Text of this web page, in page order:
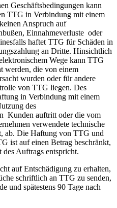
Geschäftsbedingungen kann
TTG in Verbindung mit einem
Anspruch auf
Einnahmeverluste oder
haftet TTG für Schäden in
an Dritte. Hinsichtlich
Wege kann TTG
werden, die von einem
wurden oder für andere
von TTG liegen. Des
in Verbindung mit einem
des
Kunden auftritt oder die vom
verwendete technische
ab. Die Haftung von TTG und
ist auf einen Betrag beschränkt,
des Auftrags entspricht.
auf Entschädigung zu erhalten,
schriftlich an TTG zu senden,
und spätestens 90 Tage nach